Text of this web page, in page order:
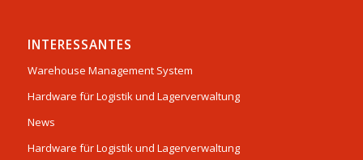
INTERESSANTES
Warehouse Management System
Hardware für Logistik und Lagerverwaltung
News
Hardware für Logistik und Lagerverwaltung